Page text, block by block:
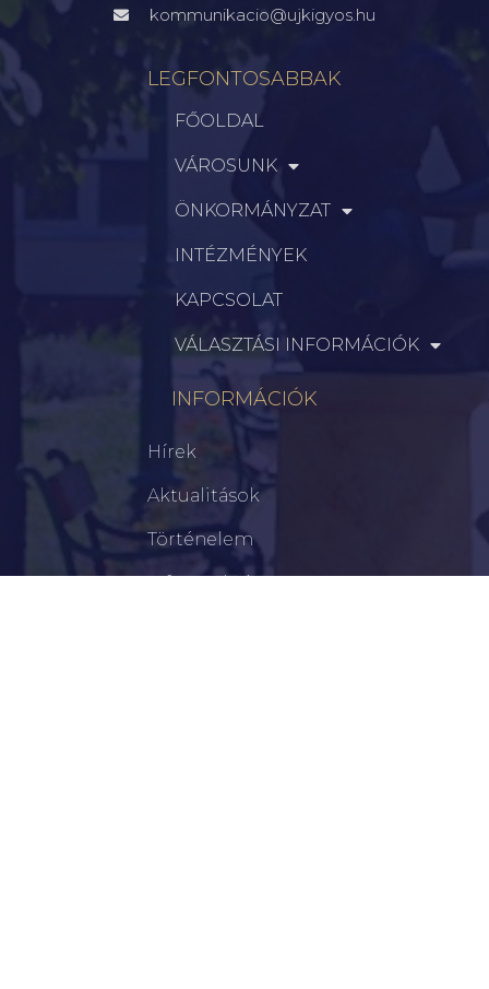
kommunikacio@ujkigyos.hu
LEGFONTOSABBAK
FŐOLDAL
VÁROSUNK
ÖNKORMÁNYZAT
INTÉZMÉNYEK
KAPCSOLAT
VÁLASZTÁSI INFORMÁCIÓK
INFORMÁCIÓK
Hírek
Aktualitások
Történelem